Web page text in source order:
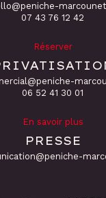
‭07 43 76 12 42
Réserver
06 52 41 30 01
En savoir plus
PRESSE